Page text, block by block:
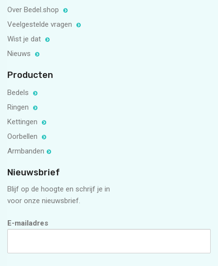
Over Bedel.shop
Veelgestelde vragen
Wist je dat
Nieuws
Producten
Bedels
Ringen
Kettingen
Oorbellen
Armbanden
Nieuwsbrief
Blijf op de hoogte en schrijf je in
voor onze nieuwsbrief.
E-mailadres